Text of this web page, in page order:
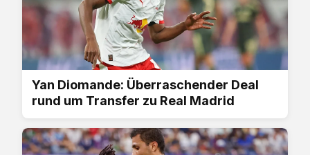
Yan Diomande: Überraschender Deal
rund um Transfer zu Real Madrid